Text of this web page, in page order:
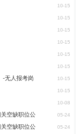
10-15
10-15
10-15
10-15
10-15
10-15
-无人报考岗 10-15
10-15
10-08
空缺职位公 05-24
空缺职位公 05-24